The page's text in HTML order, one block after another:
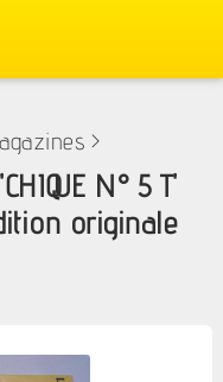
>
N° 5 T'
originale